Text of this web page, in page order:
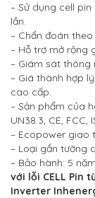
– Sử dụng cell
lần.
– Chẩn đoán
– Hỗ trợ mở rộng
– Giám sát thông
– Giá thành hợp
cao cấp.
– Sản phẩm của
UN38.3, CE, FCC,
– Ecopower giao
– Loại gắn tường
– Bảo hành: 5
với lỗi CELL Pin
Inverter